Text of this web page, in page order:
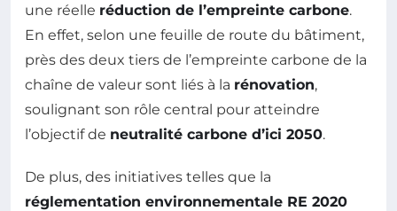
une réelle réduction de l’empreinte carbone.
En effet, selon une feuille de route du bâtiment,
près des deux tiers de l’empreinte carbone de la
chaîne de valeur sont liés à la rénovation,
soulignant son rôle central pour atteindre
l’objectif de neutralité carbone d’ici 2050.
De plus, des initiatives telles que la
réglementation environnementale RE 2020